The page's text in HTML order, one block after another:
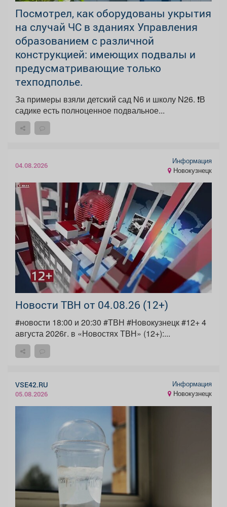
Посмотрел, как оборудованы укрытия
на случай ЧС в зданиях Управления
образованием с различной
конструкцией: имеющих подвалы и
предусматривающие только
техподполье.
За примеры взяли детский сад N6 и школу N26. ❗️В
садике есть полноценное подвальное...
04.08.2026
Информация
Новокузнецк
Новости ТВН от 04.08.26 (12+)
#новости 18:00 и 20:30 #ТВН #Новокузнецк #12+ 4
августа 2026г. в «Новостях ТВН» (12+):...
VSE42.RU
05.08.2026
Информация
Новокузнецк